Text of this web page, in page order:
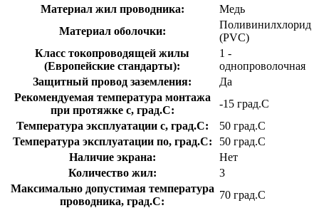
Материал жил проводника:
Медь
Материал оболочки:
Поливинилхлорид
(PVC)
Класс токопроводящей жилы
(Европейские стандарты):
1 -
однопроволочная
Защитный провод заземления:
Да
Рекомендуемая температура монтажа
при протяжке с, град.C:
-15 град.C
Температура эксплуатации с, град.C:
50 град.C
Температура эксплуатации по, град.C:
50 град.C
Наличие экрана:
Нет
Количество жил:
3
Максимально допустимая температура
проводника, град.C:
70 град.C